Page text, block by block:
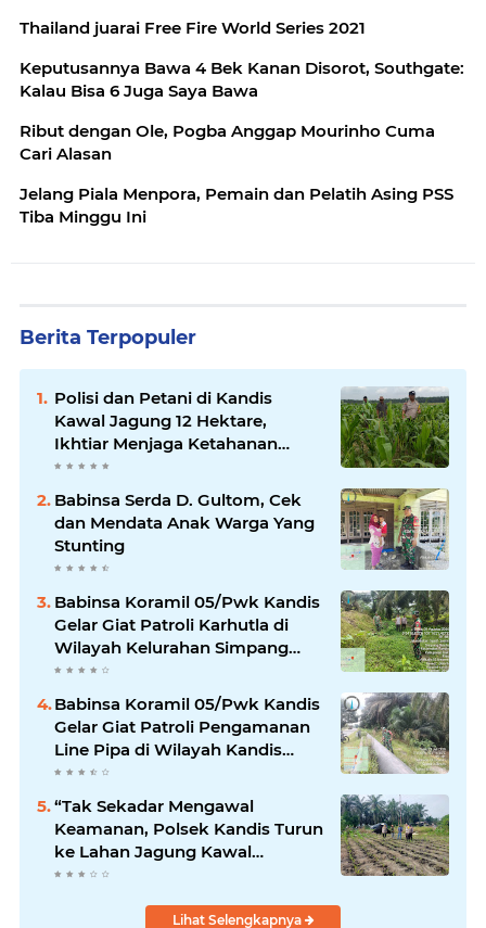
Thailand juarai Free Fire World Series 2021
Keputusannya Bawa 4 Bek Kanan Disorot, Southgate:
Kalau Bisa 6 Juga Saya Bawa
Ribut dengan Ole, Pogba Anggap Mourinho Cuma
Cari Alasan
Jelang Piala Menpora, Pemain dan Pelatih Asing PSS
Tiba Minggu Ini
Berita Terpopuler
Polisi dan Petani di Kandis
Kawal Jagung 12 Hektare,
Ikhtiar Menjaga Ketahanan
Pangan
Babinsa Serda D. Gultom, Cek
dan Mendata Anak Warga Yang
Stunting
Babinsa Koramil 05/Pwk Kandis
Gelar Giat Patroli Karhutla di
Wilayah Kelurahan Simpang
Belutu
Babinsa Koramil 05/Pwk Kandis
Gelar Giat Patroli Pengamanan
Line Pipa di Wilayah Kandis
Kandis
“Tak Sekadar Mengawal
Keamanan, Polsek Kandis Turun
ke Lahan Jagung Kawal
Ketahanan Pangan
Lihat Selengkapnya